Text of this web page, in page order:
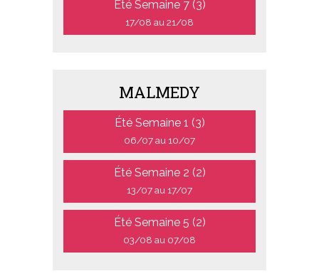
Été Semaine 7 (3)
17/08 au 21/08
MALMEDY
Été Semaine 1 (3)
06/07 au 10/07
Été Semaine 2 (2)
13/07 au 17/07
Été Semaine 5 (2)
03/08 au 07/08